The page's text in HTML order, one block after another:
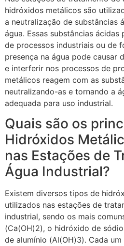
hidróxidos metálicos são
a neutralização de substâncias
água. Essas substâncias
de processos industriais ou de
presença na água pode causar
e interferir nos processos de
metálicos reagem com as
neutralizando-as e tornando a
adequada para uso industrial.
Quais são os
Hidróxidos
nas Estações de
Água Industrial?
Existem diversos tipos de
utilizados nas estações de
industrial, sendo os mais
(Ca(OH)2), o hidróxido de
de alumínio (Al(OH)3). Cada